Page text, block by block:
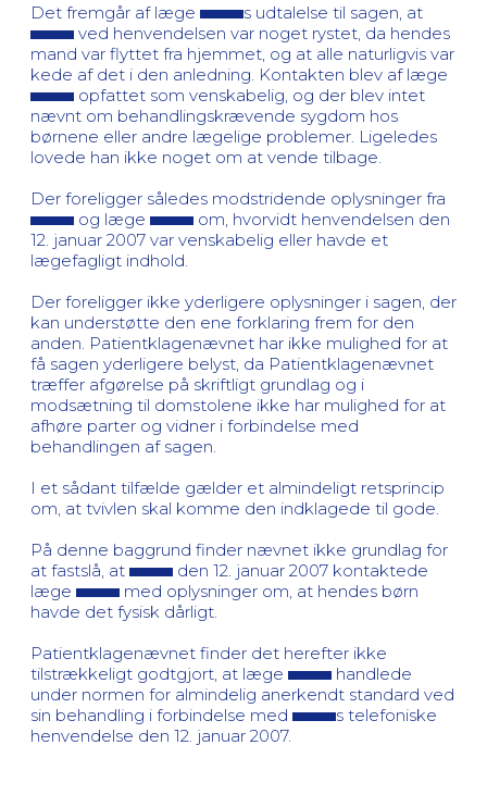
Det fremgår af læge
s udtalelse til sagen, at
ved henvendelsen var noget rystet, da hendes
mand var flyttet fra hjemmet, og at alle naturligvis var
kede af det i den anledning. Kontakten blev af læge
opfattet som venskabelig, og der blev intet
nævnt om behandlingskrævende sygdom hos
børnene eller andre lægelige problemer. Ligeledes
lovede han ikke noget om at vende tilbage.
Der foreligger således modstridende oplysninger fra
og læge
om, hvorvidt henvendelsen den
12. januar 2007 var venskabelig eller havde et
lægefagligt indhold.
Der foreligger ikke yderligere oplysninger i sagen, der
kan understøtte den ene forklaring frem for den
anden. Patientklagenævnet har ikke mulighed for at
få sagen yderligere belyst, da Patientklagenævnet
træffer afgørelse på skriftligt grundlag og i
modsætning til domstolene ikke har mulighed for at
afhøre parter og vidner i forbindelse med
behandlingen af sagen.
I et sådant tilfælde gælder et almindeligt retsprincip
om, at tvivlen skal komme den indklagede til gode.
På denne baggrund finder nævnet ikke grundlag for
at fastslå, at
den 12. januar 2007 kontaktede
læge
med oplysninger om, at hendes børn
havde det fysisk dårligt.
Patientklagenævnet finder det herefter ikke
tilstrækkeligt godtgjort, at læge
handlede
under normen for almindelig anerkendt standard ved
sin behandling i forbindelse med
s telefoniske
henvendelse den 12. januar 2007.